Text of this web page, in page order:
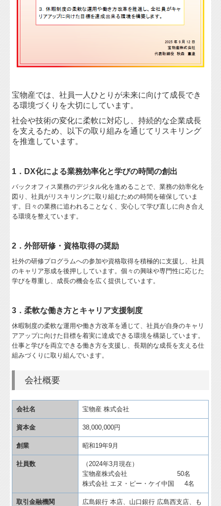
宝物産では、社員一人ひとりが未来に向けて成長でき
る環境づくりを大切にしています。
社会や技術の変化に柔軟に対応し、持続的な企業成長
を支えるため、以下の取り組みを通じてリスキリング
を推進しています。
1．DX化による業務効率化と学びの時間の創出
バックオフィス業務のデジタル化を進めることで、業務の効率化を
図り、社員がリスキリングに取り組むための時間を確保していま
す。日々の業務に追われることなく、安心して学び直しに向き合え
る環境を整えています。
2．外部研修・資格取得の奨励
社外の研修プログラムへの参加や資格取得を積極的に支援し、社員
のキャリア形成を後押ししています。個々の興味や専門性に応じた
学びを尊重し、成長の機会を広く提供しています。
3．柔軟な働き方とキャリア支援制度
休暇制度の柔軟な運用や働き方改革を通じて、社員が自身のキャリ
アアップに向けた目標を着実に達成できる環境を構築しています。
仕事と学びを両立できる働き方を支援し、長期的な成長を支える仕
組みづくりに取り組んでいます。
会社概要
会社名 宝物産 株式会社
資本金 38,000,000円
創業 昭和19年9月
社員数
（2024年3月現在）
宝物産株式会社 50名
株式会社 エヌ・ピー・ケイ中国 4名
取引金融機関
広島銀行 本店、山口銀行 広島西支店、も